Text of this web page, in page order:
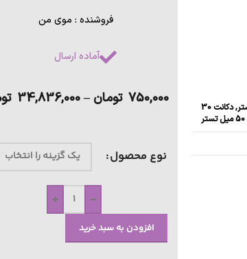
,
دکانت 30
فروشنده : موی من
آماده ارسال
750,000 تومان –
34,836,000
نوع محصول
-
+
افزودن به سبد خرید